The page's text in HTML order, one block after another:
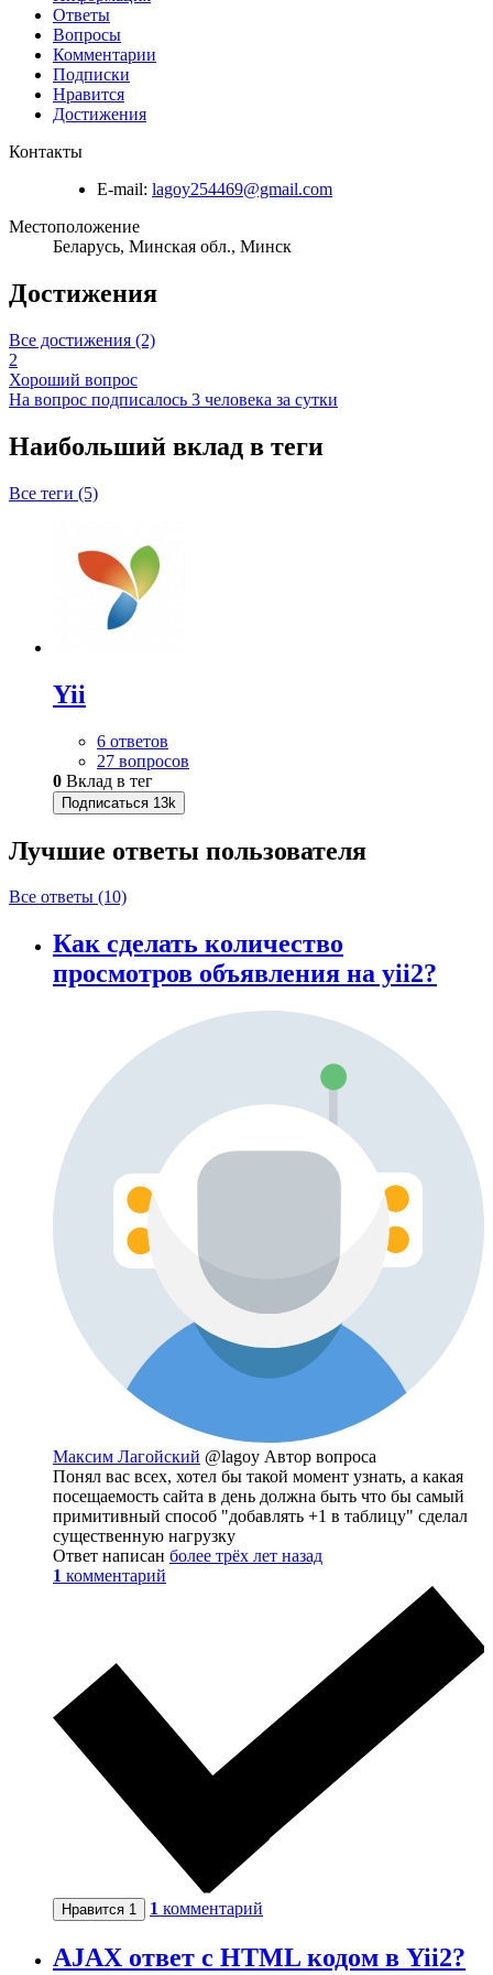
Ответы
Вопросы
Комментарии
Подписки
Нравится
Достижения
Контакты
E-mail: lagoy254469@gmail.com
Местоположение
Беларусь, Минская обл., Минск
Достижения
Все достижения (2)
2
Хороший вопрос
На вопрос подписалось 3 человека за сутки
Наибольший вклад в теги
Все теги (5)
Yii
6 ответов
27 вопросов
0 Вклад в тег
Подписаться 13k
Лучшие ответы пользователя
Все ответы (10)
Как сделать количество
просмотров объявления на yii2?
Максим Лагойский @lagoy Автор вопроса
Понял вас всех, хотел бы такой момент узнать, а какая
посещаемость сайта в день должна быть что бы самый
примитивный способ "добавлять +1 в таблицу" сделал
существенную нагрузку
Ответ написан более трёх лет назад
1 комментарий
Нравится 1 1 комментарий
AJAX ответ с HTML кодом в Yii2?